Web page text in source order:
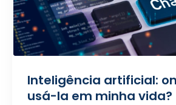
Inteligência artificial:
usá-la em minha vida?